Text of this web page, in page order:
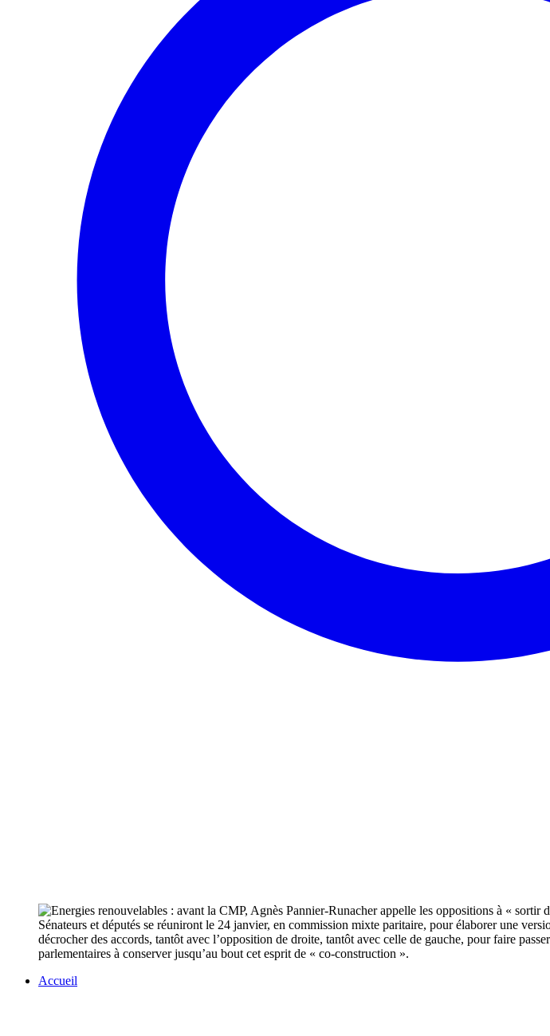
Sénateurs et députés se réuniront le 24 janvier, en commission mixte paritaire, pour élaborer une
décrocher des accords, tantôt avec l’opposition de droite, tantôt avec celle de gauche, pour faire
parlementaires à conserver jusqu’au bout cet esprit de « co-construction ».
Accueil